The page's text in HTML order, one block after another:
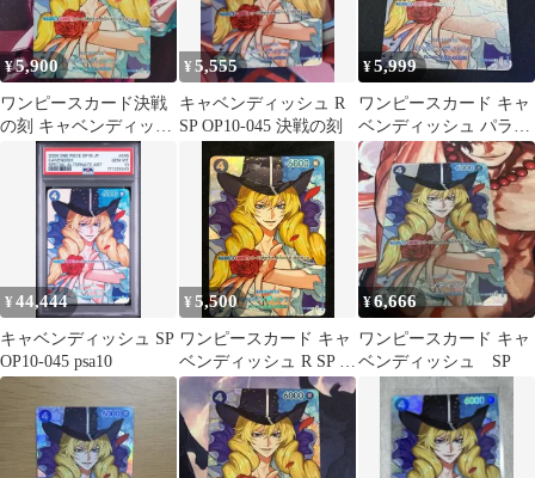
¥5,900
ワンピースカード決戦
の刻 キャベンディッシ
¥5,555
キャベンディッシュ R
SP OP10-045 決戦の刻
¥5,999
ワンピースカード キャ
ベンディッシュ パラレ
ル SP OP10-045
¥44,444
キャベンディッシュ SP
OP10-045 psa10
¥5,500
ワンピースカード キャ
ベンディッシュ R SP パ
ラレル OP10-045 『王
族の血統【OP-10】』
¥6,666
ワンピースカード キャ
ベンディッシュ SP